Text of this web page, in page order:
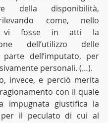
della disponibilità,
come, nello
vi fosse in atti la
dell’utilizzo delle
parte dell’imputato, per
personali. (…).
invece, e perciò merita
con il quale
impugnata giustifica la
per il peculato di cui al